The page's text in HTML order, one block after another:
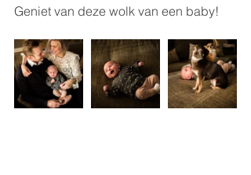
Geniet van deze wolk van een baby!